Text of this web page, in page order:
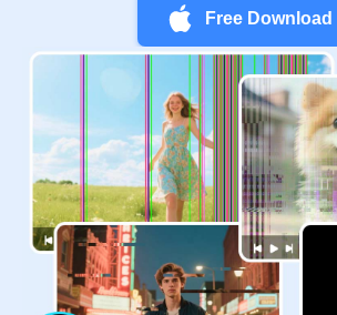
Free Download